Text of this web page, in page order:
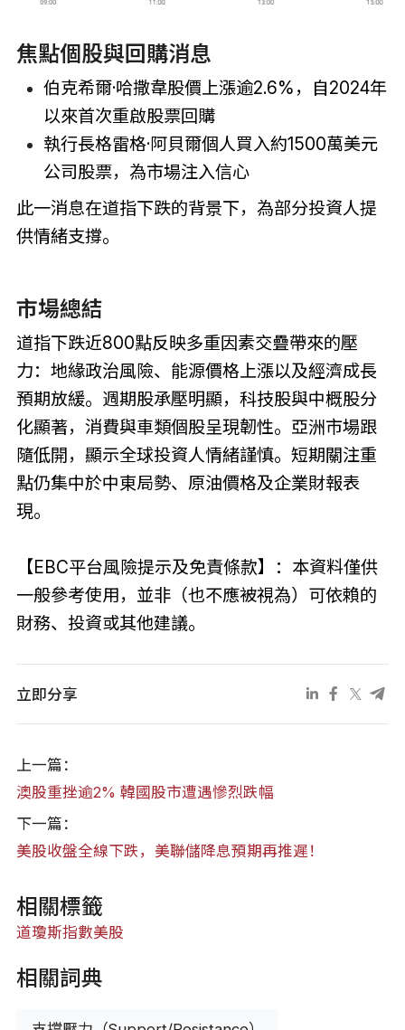
焦點個股與回購消息
伯克希爾·哈撒韋股價上漲逾2.6%，自2024年
以來首次重啟股票回購
執行長格雷格·阿貝爾個人買入約1500萬美元
公司股票，為市場注入信心
此一消息在道指下跌的背景下，為部分投資人提
供情緒支撐。
市場總結
道指下跌近800點反映多重因素交疊帶來的壓
力：地緣政治風險、能源價格上漲以及經濟成長
預期放緩。週期股承壓明顯，科技股與中概股分
化顯著，消費與車類個股呈現韌性。亞洲市場跟
隨低開，顯示全球投資人情緒謹慎。短期關注重
點仍集中於中東局勢、原油價格及企業財報表
現。
【EBC平台風險提示及免責條款】：本資料僅供
一般參考使用，並非（也不應被視為）可依賴的
財務、投資或其他建議。
立即分享
上一篇：
澳股重挫逾2% 韓國股市遭遇慘烈跌幅
下一篇：
美股收盤全線下跌，美聯儲降息預期再推遲！
相關標籤
道瓊斯指數美股
相關詞典